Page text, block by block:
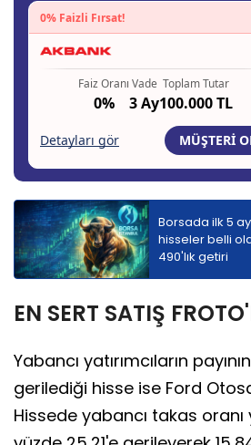
Borsada ilk 5
hisseler belli
490'lık getiri
EN SERT SATIŞ
Yabancı yatırımcıların
gerilediği hisse ise Ford
Hissede yabancı takas oranı